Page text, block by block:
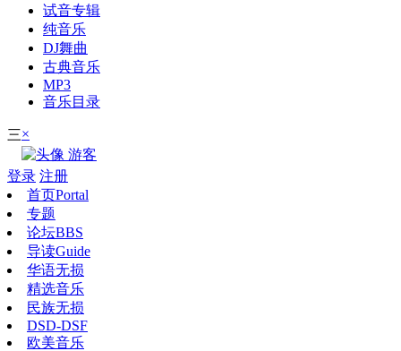
试音专辑
纯音乐
DJ舞曲
古典音乐
MP3
音乐目录
三×
游客
登录 注册
首页Portal
专题
论坛BBS
导读Guide
华语无损
精选音乐
民族无损
DSD-DSF
欧美音乐